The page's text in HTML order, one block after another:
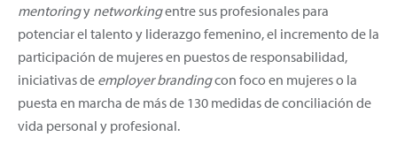
mentoringy networkingentre sus profesionales para
potenciar el talento y liderazgo femenino, el incremento de la
participación de mujeres en puestos de responsabilidad,
iniciativas de employer brandingcon foco en mujeres o la
puesta en marcha de más de 130 medidas de conciliación de
vida personal y profesional.